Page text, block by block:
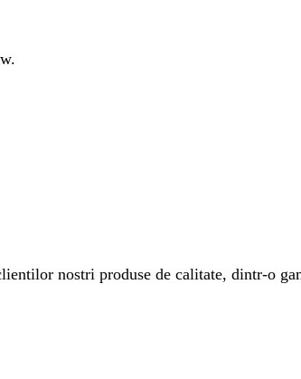
nostri produse de calitate, dintr-o